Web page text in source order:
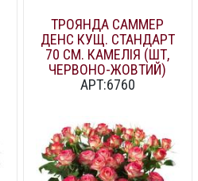
ТРОЯНДА САММЕР
ДЕНС КУЩ. СТАНДАРТ
70 СМ. КАМЕЛІЯ (ШТ,
ЧЕРВОНО-ЖОВТИЙ)
АРТ:6760